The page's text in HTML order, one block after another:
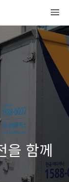
을 함께